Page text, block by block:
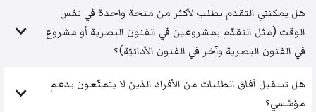
هل يمكنني التقدم بطلب لأكثر من منحة واحدة في نفس
الوقت (مثل التقدّم بمشروعين في الفنون البصرية أو مشروع
في الفنون البصرية وآخر في الفنون الأدائيّة)؟
هل تسقبل آفاق الطلبات من الأفراد الذين لا يتمتّعون بدعم
مؤسّسي؟